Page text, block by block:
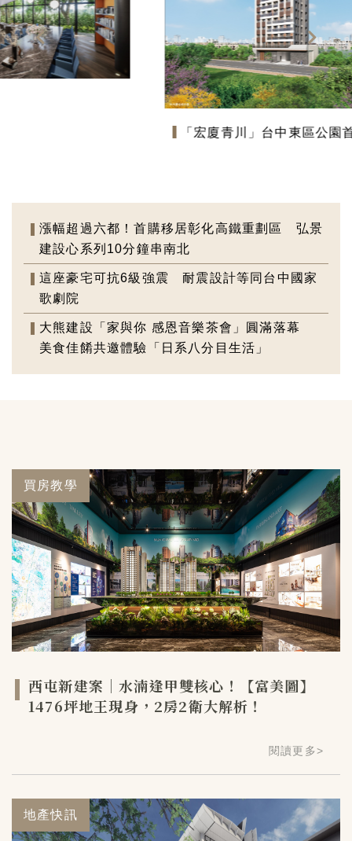
「宏廈青川」台中東區公園首席，
漲幅超過六都！首購移居彰化高鐵重劃區 弘景
建設心系列10分鐘串南北
這座豪宅可抗6級強震 耐震設計等同台中國家
歌劇院
大熊建設「家與你 感恩音樂茶會」圓滿落幕
美食佳餚共邀體驗「日系八分目生活」
買房教學
西屯新建案｜水湳逢甲雙核心！【富美圖】
1476坪地王現身，2房2衛大解析！
閱讀更多>
地產快訊